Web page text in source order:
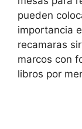
pueden
importancia
recamaras
marcos con
libros por